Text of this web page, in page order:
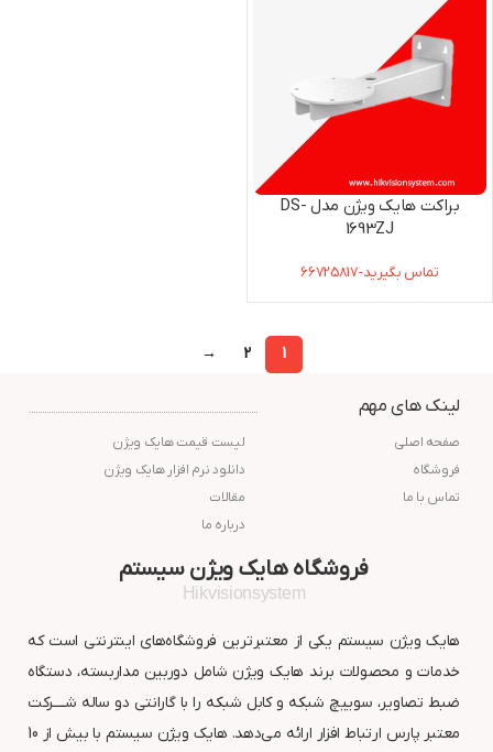
براکت هایک ویژن مدل DS-
1693ZJ
تماس بگیرید-66725817
1
2
→
لینک های مهم
صفحه اصلی
فروشگاه
تماس با ما
لیست قیمت هایک ویژن
دانلود نرم افزار هایک ویژن
مقالات
درباره ما
فروشگاه هایک ویژن سیستم
Hikvisionsystem
هایک ویژن سیستم یکی از معتبرترین فروشگاه‌های اینترنتی است که
خدمات و محصولات برند هایک ویژن شامل دوربین مداربسته، دستگاه
ضبط تصاویر، سوییچ شبکه و کابل شبکه را با گارانتی دو ساله شــــرکت
معتبر پارس ارتباط افزار ارائه می‌دهد. هایک ویژن سیستم با بیش از 10